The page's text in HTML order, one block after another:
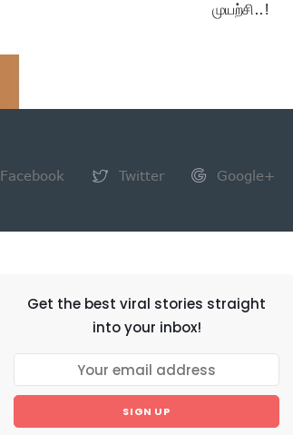
முயற்சி..!
Facebook Twitter Google+
Get the best viral stories straight
into your inbox!
SIGN UP